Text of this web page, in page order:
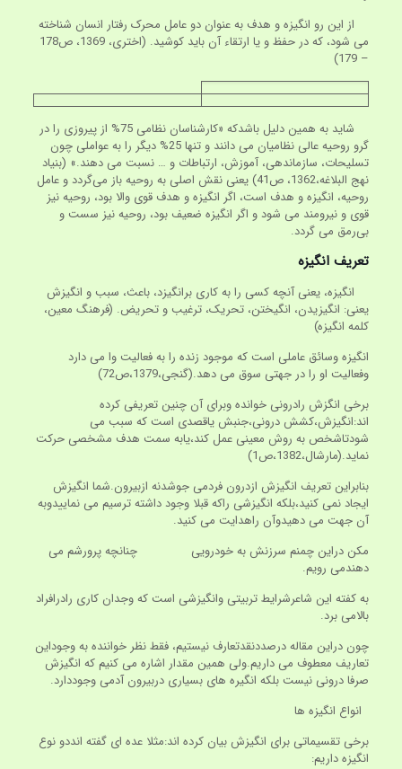
از این رو انگیزه و هدف به عنوان دو عامل محرک رفتار انسان شناخته
می شود، که در حفظ و یا ارتقاء آن باید کوشید. (اختری، 1369، ص178
– 179)
شاید به همین دلیل باشدکه «کارشناسان نظامی 75% از پیروزی را در
گرو روحیه عالی نظامیان می دانند و تنها 25% دیگر را به عواملی چون
تسلیحات، سازماندهی، آموزش، ارتباطات و … نسبت می دهند.» (بنیاد
نهج البلاغه،1362، ص41) یعنی نقش اصلی به روحیه باز می‌گردد و عامل
روحیه، انگیزه و هدف است، اگر انگیزه و هدف قوی والا بود، روحیه نیز
قوی و نیرومند می شود و اگر انگیزه ضعیف بود، روحیه نیز سست و
بی‌رمق می گردد.
تعریف انگیزه
انگیزه، یعنی آنچه کسی را به کاری برانگیزد، باعث، سبب و انگیزش
یعنی: انگیزیدن، انگیختن، تحریک، ترغیب و تحریض. (فرهنگ معین،
کلمه انگیزه)
انگیزه وسائق عاملی است که موجود زنده را به فعالیت وا می دارد
وفعالیت او را در جهتی سوق می دهد.(گنجی،1379،ص72)
برخی انگزش رادرونی خوانده وبرای آن چنین تعریفی کرده
اند:انگیزش،کشش درونی،جنبش یاقصدی است که سبب می
شودتاشخص به روش معینی عمل کند،یابه سمت هدف مشخصی حرکت
نماید.(مارشال،1382،ص1)
بنابراین تعریف انگیزش ازدرون فردمی جوشدنه ازبیرون.شما انگیزش
ایجاد نمی کنید،بلکه انگیزشی راکه قبلا وجود داشته ترسیم می نماییدوبه
آن جهت می دهیدوآن راهدایت می کنید.
مکن دراین چمنم سرزنش به خودرویی چنانچه پرورشم می
دهندمی رویم.
به کفته این شاعرشرایط تربیتی وانگیزشی است که وجدان کاری رادرافراد
بالامی برد.
چون دراین مقاله درصددنقدتعارف نیستیم، فقط نظر خواننده به وجوداین
تعاریف معطوف می داریم.ولی همین مقدار اشاره می کنیم که انگیزش
صرفا درونی نیست بلکه انگیره های بسیاری دربیرون آدمی وجوددارد.
انواع انگیزه ها
برخی تقسیماتی برای انگیزش بیان کرده اند:مثلا عده ای گفته انددو نوع
انگیزه داریم: